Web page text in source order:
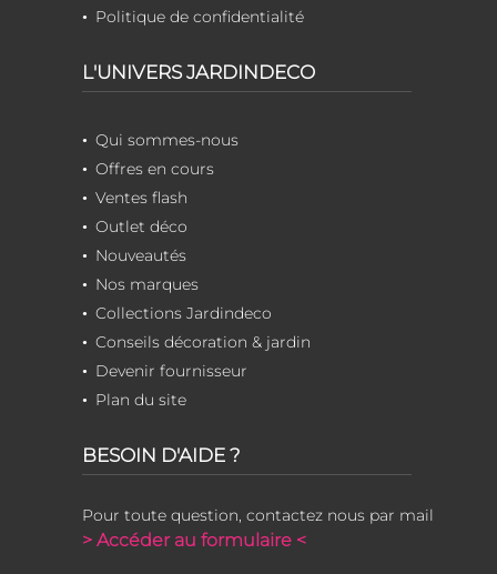
Politique de confidentialité
L'UNIVERS JARDINDECO
Qui sommes-nous
Offres en cours
Ventes flash
Outlet déco
Nouveautés
Nos marques
Collections Jardindeco
Conseils décoration & jardin
Devenir fournisseur
Plan du site
BESOIN D'AIDE ?
Pour toute question, contactez nous par mail
> Accéder au formulaire <